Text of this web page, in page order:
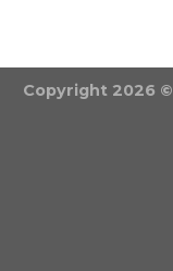
Copyright 2026 ©